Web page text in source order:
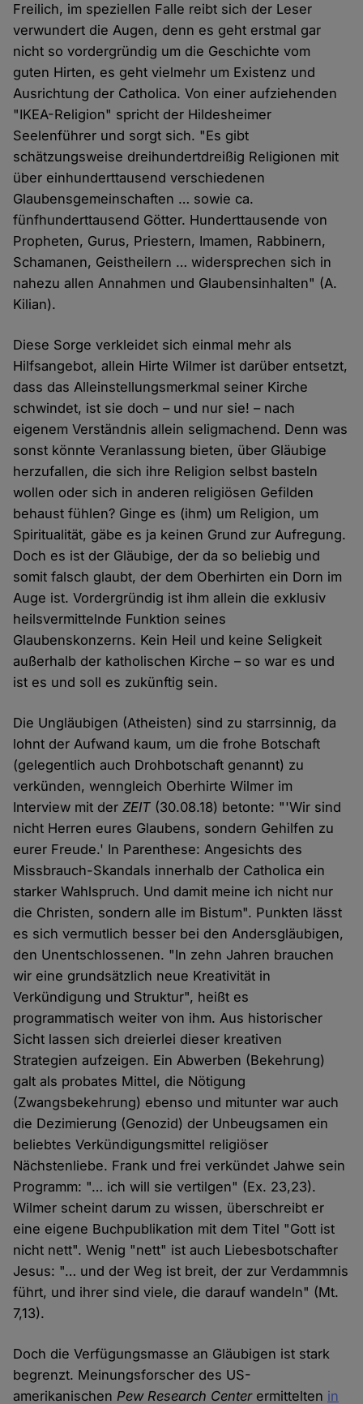
Freilich, im speziellen Falle reibt sich der Leser
verwundert die Augen, denn es geht erstmal gar
nicht so vordergründig um die Geschichte vom
guten Hirten, es geht vielmehr um Existenz und
Ausrichtung der Catholica. Von einer aufziehenden
"IKEA-Religion" spricht der Hildesheimer
Seelenführer und sorgt sich. "Es gibt
schätzungsweise dreihundertdreißig Religionen mit
über einhunderttausend verschiedenen
Glaubensgemeinschaften … sowie ca.
fünfhunderttausend Götter. Hunderttausende von
Propheten, Gurus, Priestern, Imamen, Rabbinern,
Schamanen, Geistheilern … widersprechen sich in
nahezu allen Annahmen und Glaubensinhalten" (A.
Kilian).
Diese Sorge verkleidet sich einmal mehr als
Hilfsangebot, allein Hirte Wilmer ist darüber entsetzt,
dass das Alleinstellungsmerkmal seiner Kirche
schwindet, ist sie doch – und nur sie! – nach
eigenem Verständnis allein seligmachend. Denn was
sonst könnte Veranlassung bieten, über Gläubige
herzufallen, die sich ihre Religion selbst basteln
wollen oder sich in anderen religiösen Gefilden
behaust fühlen? Ginge es (ihm) um Religion, um
Spiritualität, gäbe es ja keinen Grund zur Aufregung.
Doch es ist der Gläubige, der da so beliebig und
somit falsch glaubt, der dem Oberhirten ein Dorn im
Auge ist. Vordergründig ist ihm allein die exklusiv
heilsvermittelnde Funktion seines
Glaubenskonzerns. Kein Heil und keine Seligkeit
außerhalb der katholischen Kirche – so war es und
ist es und soll es zukünftig sein.
Die Ungläubigen (Atheisten) sind zu starrsinnig, da
lohnt der Aufwand kaum, um die frohe Botschaft
(gelegentlich auch Drohbotschaft genannt) zu
verkünden, wenngleich Oberhirte Wilmer im
Interview mit derZEIT (30.08.18) betonte: "'Wir sind
nicht Herren eures Glaubens, sondern Gehilfen zu
eurer Freude.' In Parenthese: Angesichts des
Missbrauch-Skandals innerhalb der Catholica ein
starker Wahlspruch. Und damit meine ich nicht nur
die Christen, sondern alle im Bistum". Punkten lässt
es sich vermutlich besser bei den Andersgläubigen,
den Unentschlossenen. "In zehn Jahren brauchen
wir eine grundsätzlich neue Kreativität in
Verkündigung und Struktur", heißt es
programmatisch weiter von ihm. Aus historischer
Sicht lassen sich dreierlei dieser kreativen
Strategien aufzeigen. Ein Abwerben (Bekehrung)
galt als probates Mittel, die Nötigung
(Zwangsbekehrung) ebenso und mitunter war auch
die Dezimierung (Genozid) der Unbeugsamen ein
beliebtes Verkündigungsmittel religiöser
Nächstenliebe. Frank und frei verkündet Jahwe sein
Programm: "… ich will sie vertilgen" (Ex. 23,23).
Wilmer scheint darum zu wissen, überschreibt er
eine eigene Buchpublikation mit dem Titel "Gott ist
nicht nett". Wenig "nett" ist auch Liebesbotschafter
Jesus: "… und der Weg ist breit, der zur Verdammnis
führt, und ihrer sind viele, die darauf wandeln" (Mt.
7,13).
Doch die Verfügungsmasse an Gläubigen ist stark
begrenzt. Meinungsforscher des US-
amerikanischenPew Research Centerermittelten in